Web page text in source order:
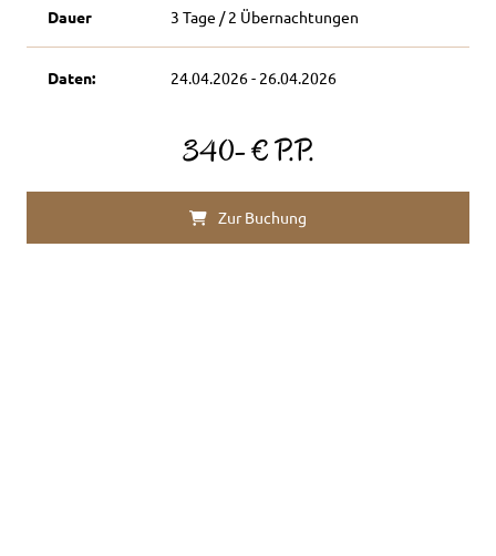
Dauer 3 Tage / 2 Übernachtungen
Daten: 24.04.2026 - 26.04.2026
340- € P.P.
Zur Buchung